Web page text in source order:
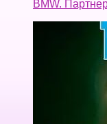
Телеграм. Как
Заработок